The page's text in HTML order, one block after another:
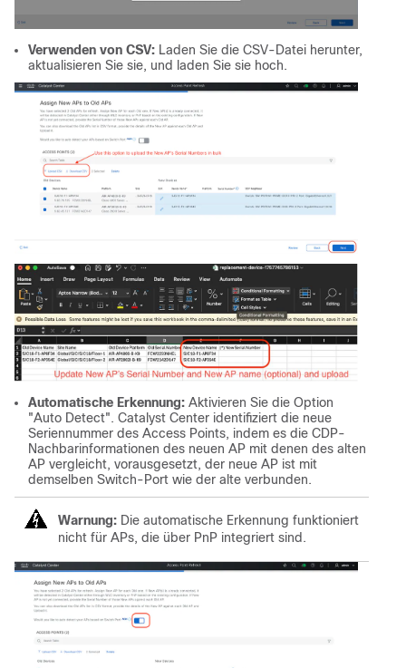
Verwenden von CSV: Laden Sie die CSV-Datei herunter,
aktualisieren Sie sie, und laden Sie sie hoch.
Automatische Erkennung: Aktivieren Sie die Option
"Auto Detect". Catalyst Center identifiziert die neue
Seriennummer des Access Points, indem es die CDP-
Nachbarinformationen des neuen AP mit denen des alten
AP vergleicht, vorausgesetzt, der neue AP ist mit
demselben Switch-Port wie der alte verbunden.
Warnung: Die automatische Erkennung funktioniert
nicht für APs, die über PnP integriert sind.